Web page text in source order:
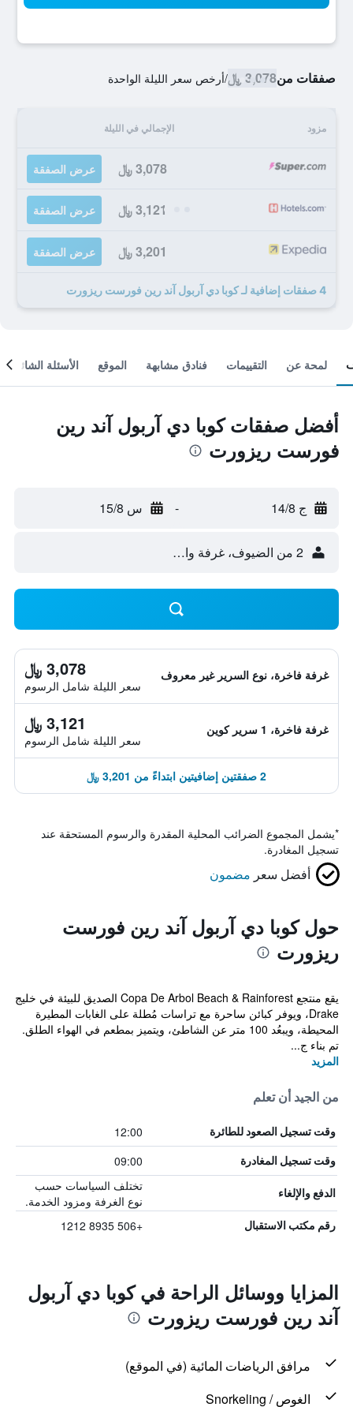
صفقات من3,078 ﷼ /أرخص سعر الليلة الواحدة
مزود الإجمالي في الليلة
3,078 ﷼ عرض الصفقة
3,121 ﷼ عرض الصفقة
3,201 ﷼ عرض الصفقة
4 صفقات إضافية لـ كوبا دي آربول آند رين فورست ريزورت
لمحة عن التقييمات فنادق مشابهة الموقع الأسئلة الشائعة
أفضل صفقات كوبا دي آربول آند رين
فورست ريزورت
ج 14/8 - س 15/8
2 من الضيوف، غرفة واحدة
غرفة فاخرة، نوع السرير غير معروف 3,078 ﷼
سعر الليلة شامل الرسوم
غرفة فاخرة، 1 سرير كوين 3,121 ﷼
سعر الليلة شامل الرسوم
2 صفقتين إضافيتين ابتداءً من 3,201 ﷼
*يشمل المجموع الضرائب المحلية المقدرة والرسوم المستحقة عند
تسجيل المغادرة.
أفضل سعر مضمون
حول كوبا دي آربول آند رين فورست
ريزورت
يقع منتجع Copa De Arbol Beach & Rainforest الصديق للبيئة في خليج
Drake، ويوفر كبائن ساحرة مع تراسات مُطلة على الغابات المطيرة
المحيطة، ويبعُد 100 متر عن الشاطئ، ويتميز بمطعم في الهواء الطلق.
تم بناء ج...
المزيد
من الجيد أن تعلم
وقت تسجيل الصعود للطائرة 12:00
وقت تسجيل المغادرة 09:00
الدفع والإلغاء
تختلف السياسات حسب
نوع الغرفة ومزود الخدمة.
رقم مكتب الاستقبال +506 8935 1212
المزايا ووسائل الراحة في كوبا دي آربول
آند رين فورست ريزورت
مرافق الرياضات المائية (في الموقع)
الغوص / Snorkeling